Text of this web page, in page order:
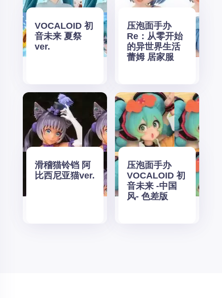
VOCALOID 初
音未来 夏祭
ver.
压泡面手办
Re：从零开始
的异世界生活
蕾姆 居家服
滑稽猫铃铛 阿
比西尼亚猫ver.
压泡面手办
VOCALOID 初
音未来 -中国
风- 色差版